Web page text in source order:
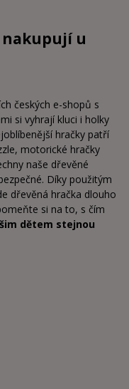
u
českých e-shopů s
si vyhrají kluci i holky
hračky patří
motorické hračky
naše dřevěné
Díky použitým
dřevěná hračka dlouho
si na to, s čím
dětem stejnou